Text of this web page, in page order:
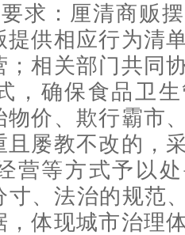
求：厘清商贩
提供相应行为清
；相关部门共同
，确保食品卫
物价、欺行霸市
且屡教不改的，
营等方式予以
、法治的规范
，体现城市治理